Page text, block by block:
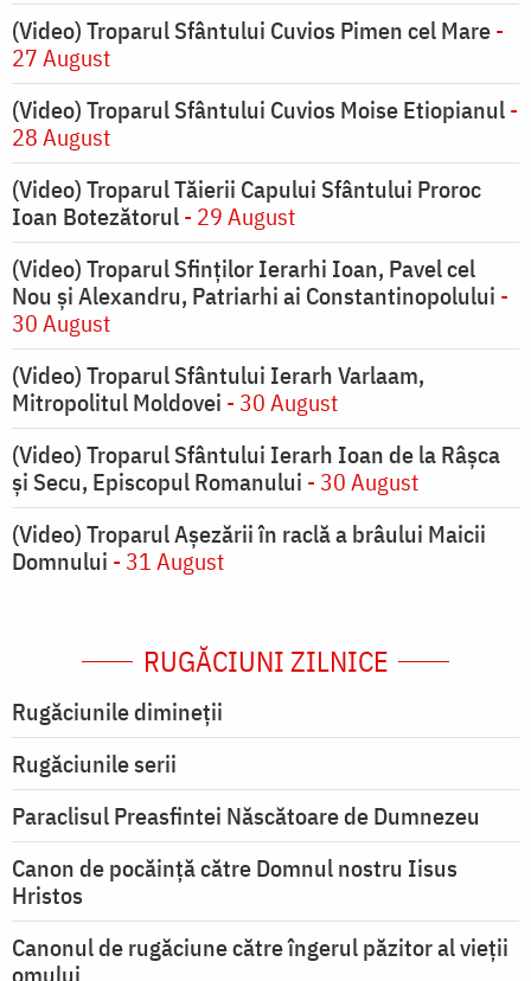
(Video) Troparul Sfântului Cuvios Pimen cel Mare-
27 August
(Video) Troparul Sfântului Cuvios Moise Etiopianul-
28 August
(Video) Troparul Tăierii Capului Sfântului Proroc
Ioan Botezătorul- 29 August
(Video) Troparul Sfinților Ierarhi Ioan, Pavel cel
Nou și Alexandru, Patriarhi ai Constantinopolului -
30 August
(Video) Troparul Sfântului Ierarh Varlaam,
Mitropolitul Moldovei - 30 August
(Video) Troparul Sfântului Ierarh Ioan de la Râșca
și Secu, Episcopul Romanului - 30 August
(Video) Troparul Așezării în raclă a brâului Maicii
Domnului - 31 August
RUGĂCIUNI ZILNICE
Rugăciunile dimineții
Rugăciunile serii
Paraclisul Preasfintei Născătoare de Dumnezeu
Canon de pocăință către Domnul nostru Iisus
Hristos
Canonul de rugăciune către îngerul păzitor al vieții